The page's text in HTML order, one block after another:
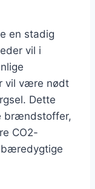
en stadig
vil i
vil være nødt
Dette
brændstoffer,
CO2-
bæredygtige